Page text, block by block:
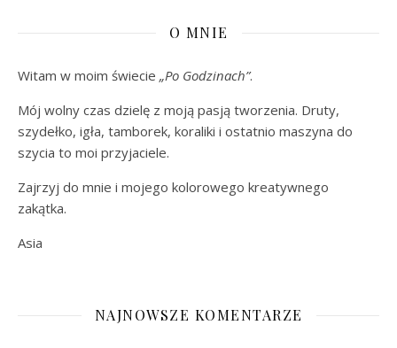
O MNIE
Witam w moim świecie „Po Godzinach”.
Mój wolny czas dzielę z moją pasją tworzenia. Druty,
szydełko, igła, tamborek, koraliki i ostatnio maszyna do
szycia to moi przyjaciele.
Zajrzyj do mnie i mojego kolorowego kreatywnego
zakątka.
Asia
NAJNOWSZE KOMENTARZE